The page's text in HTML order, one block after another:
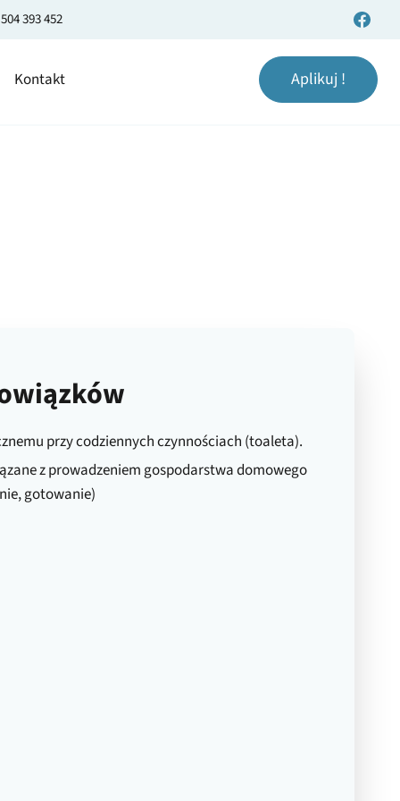
393 452
Kontakt Aplikuj !
przy codziennych czynnościach (toaleta).
z prowadzeniem gospodarstwa domowego
gotowanie)